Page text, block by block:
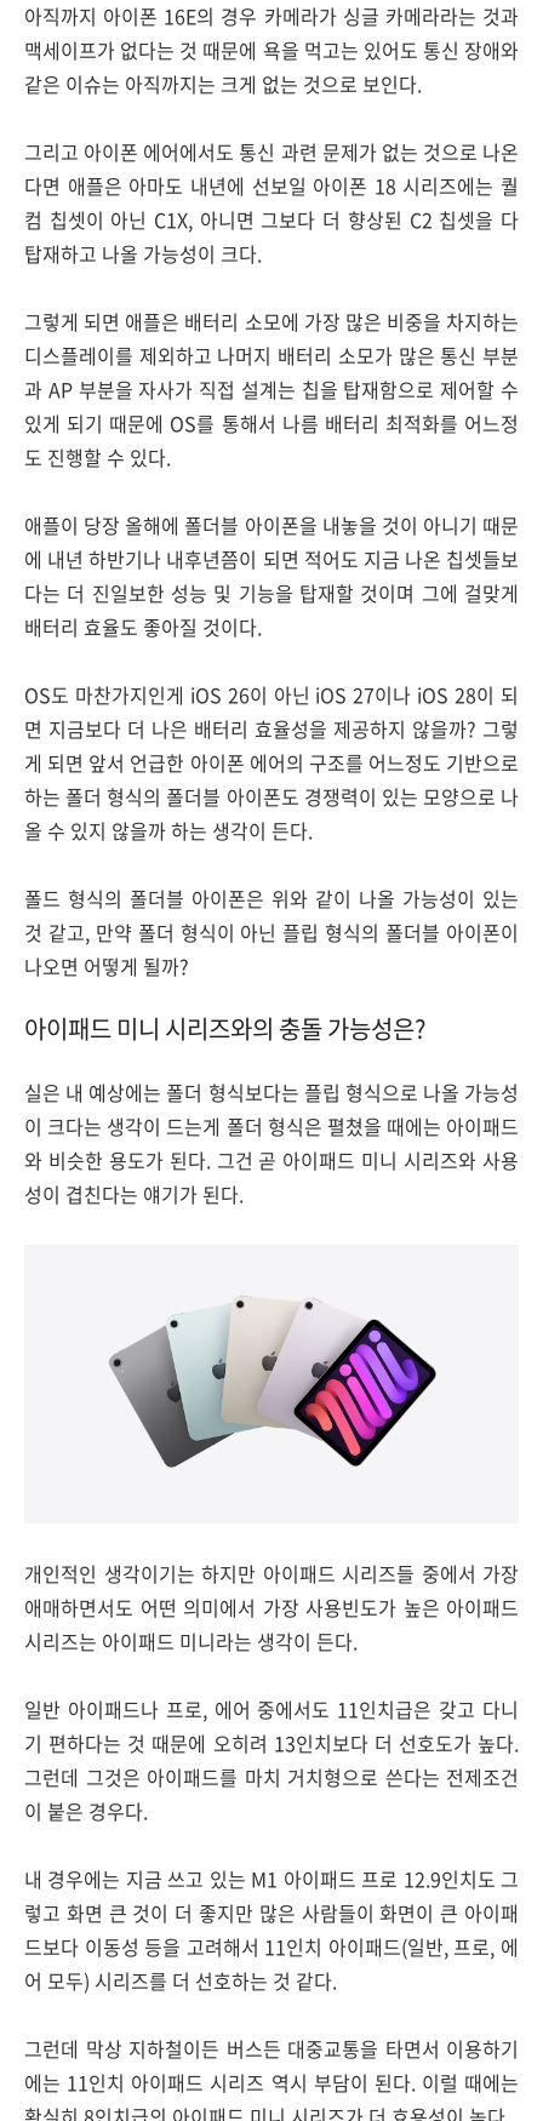
아직까지 아이폰 16E의 경우 카메라가 싱글 카메라라는 것과
맥세이프가 없다는 것 때문에 욕을 먹고는 있어도 통신 장애와
같은 이슈는 아직까지는 크게 없는 것으로 보인다.
그리고 아이폰 에어에서도 통신 과련 문제가 없는 것으로 나온
다면 애플은 아마도 내년에 선보일 아이폰 18 시리즈에는 퀄
컴 칩셋이 아닌 C1X, 아니면 그보다 더 향상된 C2 칩셋을 다
탑재하고 나올 가능성이 크다.
그렇게 되면 애플은 배터리 소모에 가장 많은 비중을 차지하는
디스플레이를 제외하고 나머지 배터리 소모가 많은 통신 부분
과 AP 부분을 자사가 직접 설계는 칩을 탑재함으로 제어할 수
있게 되기 때문에 OS를 통해서 나름 배터리 최적화를 어느정
도 진행할 수 있다.
애플이 당장 올해에 폴더블 아이폰을 내놓을 것이 아니기 때문
에 내년 하반기나 내후년쯤이 되면 적어도 지금 나온 칩셋들보
다는 더 진일보한 성능 및 기능을 탑재할 것이며 그에 걸맞게
배터리 효율도 좋아질 것이다.
OS도 마찬가지인게 iOS 26이 아닌 iOS 27이나 iOS 28이 되
면 지금보다 더 나은 배터리 효율성을 제공하지 않을까? 그렇
게 되면 앞서 언급한 아이폰 에어의 구조를 어느정도 기반으로
하는 폴더 형식의 폴더블 아이폰도 경쟁력이 있는 모양으로 나
올 수 있지 않을까 하는 생각이 든다.
폴드 형식의 폴더블 아이폰은 위와 같이 나올 가능성이 있는
것 같고, 만약 폴더 형식이 아닌 플립 형식의 폴더블 아이폰이
나오면 어떻게 될까?
아이패드 미니 시리즈와의 충돌 가능성은?
실은 내 예상에는 폴더 형식보다는 플립 형식으로 나올 가능성
이 크다는 생각이 드는게 폴더 형식은 펼쳤을 때에는 아이패드
와 비슷한 용도가 된다. 그건 곧 아이패드 미니 시리즈와 사용
성이 겹친다는 얘기가 된다.
개인적인 생각이기는 하지만 아이패드 시리즈들 중에서 가장
애매하면서도 어떤 의미에서 가장 사용빈도가 높은 아이패드
시리즈는 아이패드 미니라는 생각이 든다.
일반 아이패드나 프로, 에어 중에서도 11인치급은 갖고 다니
기 편하다는 것 때문에 오히려 13인치보다 더 선호도가 높다.
그런데 그것은 아이패드를 마치 거치형으로 쓴다는 전제조건
이 붙은 경우다.
내 경우에는 지금 쓰고 있는 M1 아이패드 프로 12.9인치도 그
렇고 화면 큰 것이 더 좋지만 많은 사람들이 화면이 큰 아이패
드보다 이동성 등을 고려해서 11인치 아이패드(일반, 프로, 에
어 모두) 시리즈를 더 선호하는 것 같다.
그런데 막상 지하철이든 버스든 대중교통을 타면서 이용하기
에는 11인치 아이패드 시리즈 역시 부담이 된다. 이럴 때에는